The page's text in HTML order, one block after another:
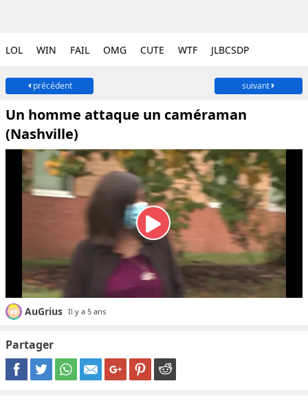
LOL WIN FAIL OMG CUTE WTF JLBCSDP
précédent suivant
Un homme attaque un caméraman
(Nashville)
AuGrius Il y a 5 ans
Partager